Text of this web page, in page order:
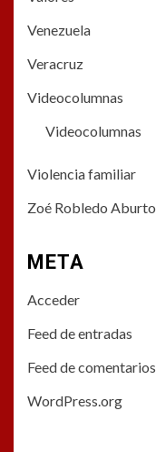
Venezuela
Veracruz
Videocolumnas
Videocolumnas
Violencia familiar
Zoé Robledo Aburto
META
Acceder
Feed de entradas
Feed de comentarios
WordPress.org